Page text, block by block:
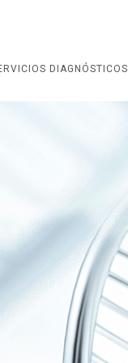
DIAGNÓSTICOS